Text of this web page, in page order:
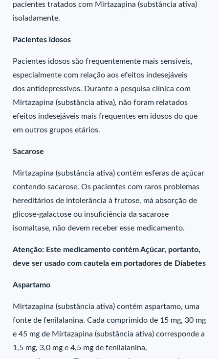
pacientes tratados com Mirtazapina (substância ativa)
isoladamente.
Pacientes idosos
Pacientes idosos são frequentemente mais sensíveis,
especialmente com relação aos efeitos indesejáveis
dos antidepressivos. Durante a pesquisa clínica com
Mirtazapina (substância ativa), não foram relatados
efeitos indesejáveis mais frequentes em idosos do que
em outros grupos etários.
Sacarose
Mirtazapina (substância ativa) contém esferas de açúcar
contendo sacarose. Os pacientes com raros problemas
hereditários de intolerância à frutose, má absorção de
glicose-galactose ou insuficiência da sacarose
isomaltase, não devem receber esse medicamento.
Atenção: Este medicamento contém Açúcar, portanto,
deve ser usado com cautela em portadores de Diabetes
Aspartamo
Mirtazapina (substância ativa) contém aspartamo, uma
fonte de fenilalanina. Cada comprimido de 15 mg, 30 mg
e 45 mg de Mirtazapina (substância ativa) corresponde a
1,5 mg, 3,0 mg e 4,5 mg de fenilalanina,